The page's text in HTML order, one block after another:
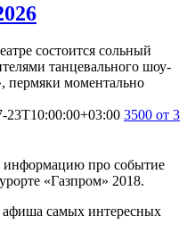
состоится сольный
танцевального шоу-
моментально
23T10:00:00+03:00 3500 от 3
информацию про событие
«Газпром» 2018.
самых интересных